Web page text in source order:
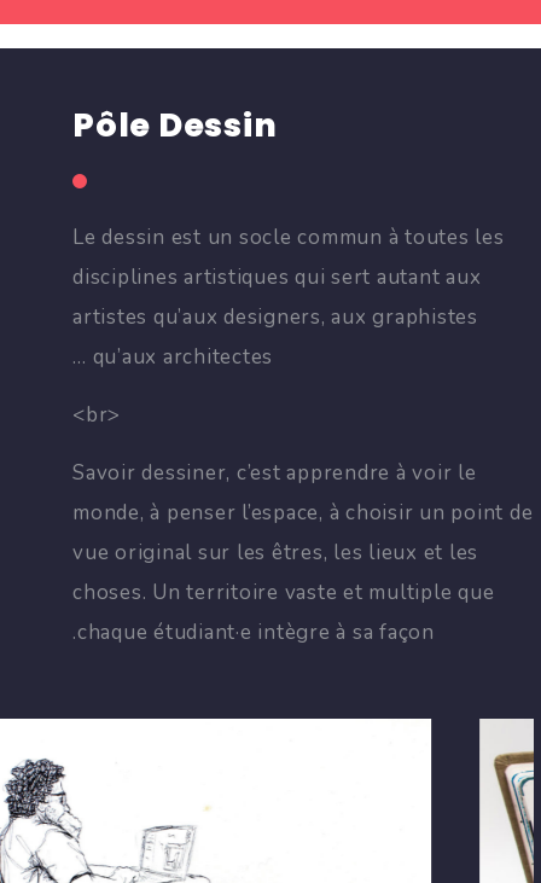
Pôle Dessin
Le dessin est un socle commun à toutes les
disciplines artistiques qui sert autant aux
artistes qu’aux designers, aux graphistes
qu’aux architectes …
<br>
Savoir dessiner, c’est apprendre à voir le
monde, à penser l’espace, à choisir un point de
vue original sur les êtres, les lieux et les
choses. Un territoire vaste et multiple que
chaque étudiant·e intègre à sa façon.